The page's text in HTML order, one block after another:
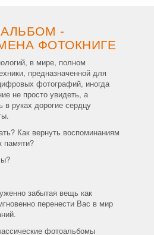
-
ФОТОКНИГЕ
в мире, полном
предназначенной для
фотографий, иногда
не просто увидеть, а
в руках дорогие сердцу
Как вернуть воспоминаниям
памяти?
забытая вещь как
перенести Вас в мир
фотоальбомы